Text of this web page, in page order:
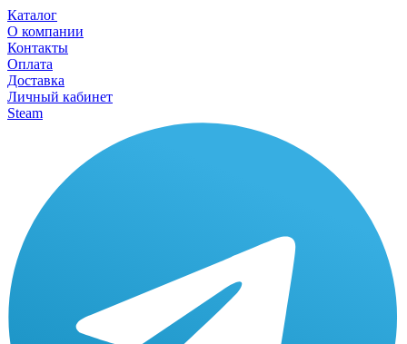
Каталог
О компании
Контакты
Оплата
Доставка
Личный кабинет
Steam